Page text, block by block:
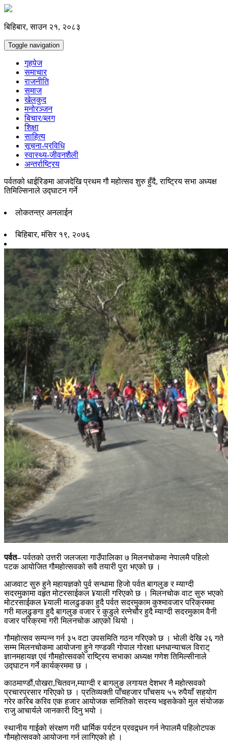
बिहिबार, साउन २१, २०८३
Toggle navigation
गृहपेज
समाचार
राजनीति
समाज
खेलकुद
मनोरञ्जन
बिचार/ब्लग
शिक्षा
साहित्य
सूचना-प्रविधि
स्वास्थ्य-जीवनशैली
अन्तर्राष्ट्रिय
पर्वतको धाईरिङमा आजदेखि प्रथम गौ महोत्सव शुरु हुँदै, राष्ट्रिय सभा अध्यक्ष
तिमिल्सिनाले उद्घाटन गर्ने
लोकतन्त्र अनलाईन
बिहिबार, मंसिर १९, २०७६
पर्वत–पर्वतको उत्तरी जलजला गाउँपालिका ७ मिलनचोकमा नेपालमै पहिलो
पटक आयोजित गौमहोत्सवको सवै तयारी पुरा भएको छ ।
आजवाट सुरु हुने महायज्ञको पुर्व सन्धामा हिजो पर्वत बागलुङ र म्याग्दी
सदरमुकामा वहृत मोटरसाईकल ¥याली गरिएको छ । मिलनचोक वाट सुरु भएको
मोटरसाईकल ¥याली मालढुङका हुदै पर्वत सदरमुकाम कुश्मावजार परिक्रममा
गरी मालढुङगा हुदै बागलुङ वजार र कुडुले रत्नेचौर हुदै म्याग्दी सदरमुकाम वैनी
वजार परिक्रमा गरी मिलनचोक आएको थियो ।
गौमहोत्सव सम्पन्न गर्न ३५ वटा उपसमिति गठन गरिएको छ । भोली देखि २६ गते
सम्म मिलनचोकमा आयोजना हुने गण्डकी गोपाल गोरक्षा धनधान्याचल विराट्
ज्ञानमहायज्ञ एवं गौमहोत्सवको राष्ट्रिय सभाका अध्यक्ष गणेश तिमिल्सीनाले
उद्घाटन गर्ने कार्यक्रममा छ ।
काठमाण्डौं,पोखरा,चितवन,म्याग्दी र बागलुङ लगायत देशभर नै महोत्सवको
प्रचारप्रसार गरिएको छ । प्रतिव्यक्ती पाँचहजार पाँचसय ५५ रुपैयाँ सहयोग
गरेर करिब करिव एक हजार आयोजक समितिको सदस्य भइसकेको मुल संयोजक
राजु आचार्यले जानकारी दिनु भयो ।
स्थानीय गाईको संरक्षण गरी धार्मिक पर्यटन प्रवद्र्धन गर्न नेपालमै पहिलोटपक
गौमहोत्सवको आयोजना गर्न लागिएको हो ।